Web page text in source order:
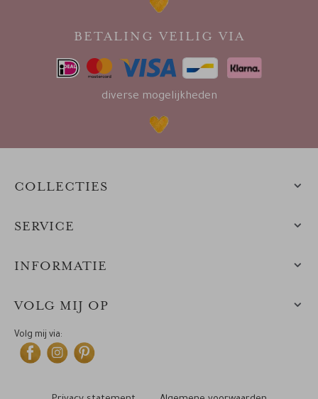
BETALING VEILIG VIA
diverse mogelijkheden
COLLECTIES
SERVICE
INFORMATIE
VOLG MIJ OP
Volg mij via: